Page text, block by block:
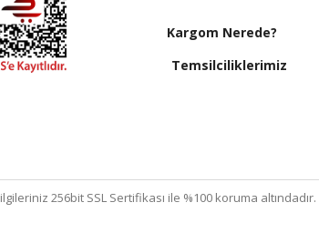
Kargom Nerede?
Temsilciliklerimiz
256bit SSL Sertifikası ile %100 koruma altındadır.